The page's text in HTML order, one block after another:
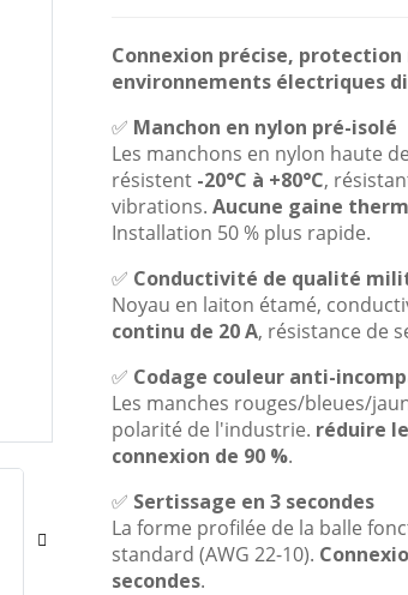
Connexion précise,
environnements électriques
✅ Manchon en nylon pré-isolé
Les manchons en nylon haute
résistent -20°C à +80°C,
vibrations. Aucune gaine
Installation 50 % plus rapide.
✅ Conductivité de qualité
Noyau en laiton étamé,
continu de 20 A, résistance de
✅ Codage couleur anti-
Les manches rouges/bleues/
polarité de l'industrie. réduire
connexion de 90 %.
✅ Sertissage en 3 secondes
La forme profilée de la balle
standard (AWG 22-10).
secondes.